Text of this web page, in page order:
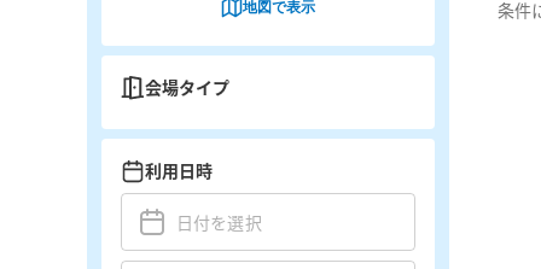
条件
地図で表示
会場タイプ
利用日時